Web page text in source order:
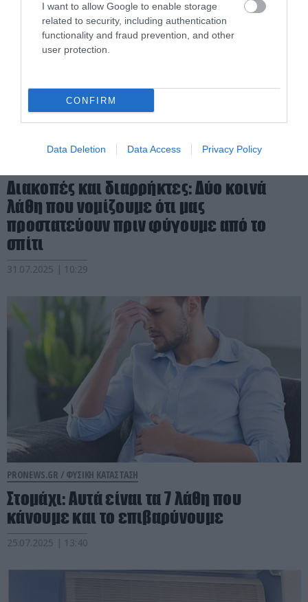
I want to allow Google to enable storage
related to security, including authentication
functionality and fraud prevention, and other
user protection.
CONFIRM
Data Deletion Data Access Privacy Policy
Διακοπές και διαρρήκτες: Δύο κοινά
λάθη που νομίζουμε ότι μας
προστατεύουν πριν φύγουμε από το
σπίτι
31.07.2025 | 10:29
PRONEWS.GR / ΦΥΣΙΚΗ ΚΑΤΑΣΤΑΣΗ
Στομάχι: Αυτά είναι τα 7 λάθη που
κάνουμε και το επιβαρύνουμε
25.07.2025 | 13:40